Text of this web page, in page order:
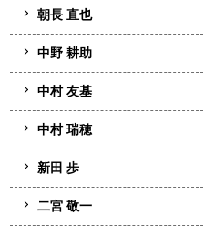
朝長 直也
中野 耕助
中村 友基
中村 瑞穂
新田 歩
二宮 敬一